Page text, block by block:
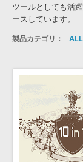
サンプルパッ
ソフトウェア
効果音 »
BGM »
特集 »
SONICWIREブ
製品サポート情
お問い合わせ »
ソフト音源
メーカー
フォーマット
ランキング
ツールとしても活
ースしています。
製品カテゴリ： ALL